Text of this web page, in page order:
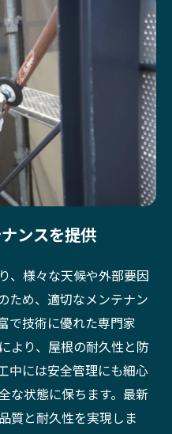
ンスを提供
、様々な天候や外部要因
ため、適切なメンテナン
で技術に優れた専門家
より、屋根の耐久性と防
中には安全管理にも細心
な状態に保ちます。最新
質と耐久性を実現しま